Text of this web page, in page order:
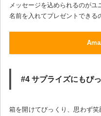
メッセージを込められるのがユ
名前を入れてプレゼントできる
#4 サプライズにもぴ
箱を開けてびっくり、思わず